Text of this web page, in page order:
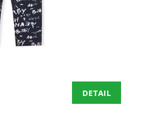
DETAIL